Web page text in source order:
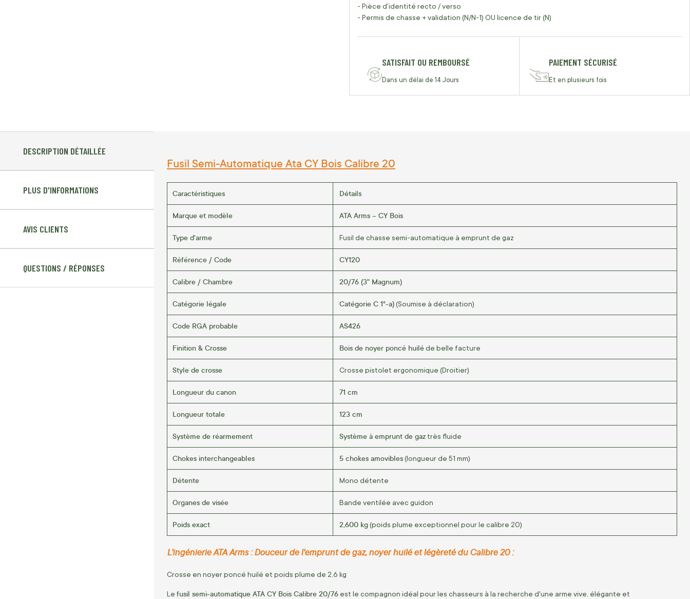
- Pièce d'identité recto / verso
- Permis de chasse + validation (N/N-1) OU licence de tir (N)
SATISFAIT OU REMBOURSÉ
Dans un délai de 14 Jours
PAIEMENT SÉCURISÉ
Et en plusieurs fois
DESCRIPTION DÉTAILLÉE
PLUS D'INFORMATIONS
AVIS CLIENTS
QUESTIONS / RÉPONSES
Fusil Semi-Automatique Ata CY Bois Calibre 20
Caractéristiques Détails
Marque et modèle ATA Arms – CY Bois
Type d'arme Fusil de chasse semi-automatique à emprunt de gaz
Référence / Code CY120
Calibre / Chambre 20/76 (3" Magnum)
Catégorie légale Catégorie C 1°-a)(Soumise à déclaration)
Code RGA probable AS426
Finition & Crosse Bois de noyer poncé huiléde belle facture
Style de crosse Crosse pistolet ergonomique (Droitier)
Longueur du canon 71 cm
Longueur totale 123 cm
Système de réarmement Système à emprunt de gaz très fluide
Chokes interchangeables 5 chokes amovibles(longueur de 51 mm)
Détente Mono détente
Organes de visée Bande ventilée avec guidon
Poids exact 2,600 kg(poids plume exceptionnel pour le calibre 20)
L'ingénierie ATA Arms : Douceur de l'emprunt de gaz, noyer huilé et légèreté du Calibre 20 :
Crosse en noyer poncé huilé et poids plume de 2,6 kg
Le fusil semi-automatique ATA CY Bois Calibre 20/76 est le compagnon idéal pour les chasseurs à la recherche d'une arme vive, élégante et